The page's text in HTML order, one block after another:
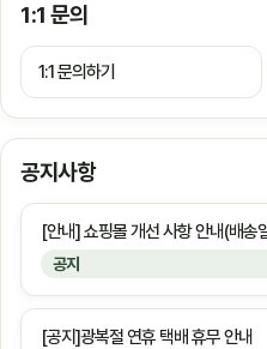
1:1 문의
1:1 문의하기
공지사항
공지
[안내] 쇼핑몰 개선 사항 안내(배송
[공지]광복절 연휴 택배 휴무 안내